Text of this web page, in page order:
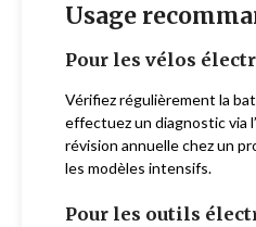
Usage
Pour les vélos
Vérifiez régulièrement la
effectuez un diagnostic via
révision annuelle chez un
les modèles intensifs.
Pour les outils